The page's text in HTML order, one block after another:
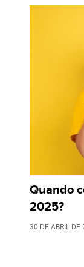
Quando
2025?
30 DE ABRIL DE